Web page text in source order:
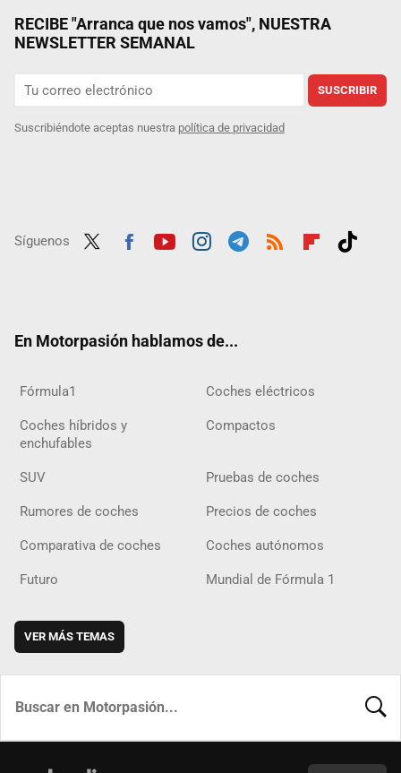
RECIBE "Arranca que nos vamos", NUESTRA
NEWSLETTER SEMANAL
SUSCRIBIR
Suscribiéndote aceptas nuestra política de privacidad
Síguenos
En Motorpasión hablamos de...
Fórmula1 Coches eléctricos
Coches híbridos y
enchufables
Compactos
SUV Pruebas de coches
Rumores de coches Precios de coches
Comparativa de coches Coches autónomos
Futuro Mundial de Fórmula 1
VER MÁS TEMAS